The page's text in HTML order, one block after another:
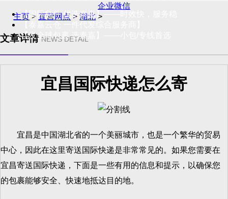
【国际急件 优选泰嘉】——时效快，服务稳
【发全球包裹 选泰嘉】——小包/专线首选
企业微信
主页 > 直营网点 >湖北 >
文章详情 NEWS DETAIL
宜昌国际快递怎么寄
宜昌是中国湖北省的一个美丽城市，也是一个繁华的贸易
中心，因此在这里寄送国际快递是非常常见的。如果您需要在
宜昌寄送国际快递，下面是一些有用的信息和提示，以确保您
的包裹能够安全、快速地抵达目的地。